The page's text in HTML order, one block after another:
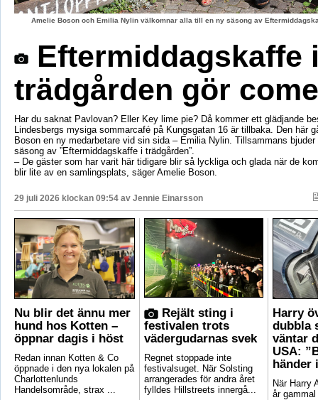
Amelie Boson och Emilia Nylin välkomnar alla till en ny säsong av
Eftermiddagskaffe
trädgården gör
Har du saknat Pavlovan? Eller Key lime pie? Då kommer ett glädjande
Lindesbergs mysiga sommarcafé på Kungsgatan 16 är tillbaka. Den här
Boson en ny medarbetare vid sin sida – Emilia Nylin. Tillsammans
säsong av ”Eftermiddagskaffe i trädgården”.
– De gäster som har varit här tidigare blir så lyckliga och glada när de
blir lite av en samlingsplats, säger Amelie Boson.
29 juli 2026 klockan 09:54 av Jennie Einarsson
Nu blir det ännu mer
hund hos Kotten –
öppnar dagis i höst
Redan innan Kotten & Co
öppnade i den nya lokalen på
Charlottenlunds
Handelsområde, strax ...
Rejält sting i
festivalen trots
vädergudarnas svek
Regnet stoppade inte
festivalsuget. När Solsting
arrangerades för andra året
fylldes Hillstreets innergå...
Harry
dubbla
väntar
USA:
händer
När Harry
år